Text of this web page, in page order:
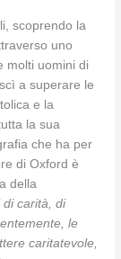
scoprendo la
uno
molti uomini di
a superare le
e la
la sua
che ha per
di Oxford è
della
di carità, di
le
caritatevole,